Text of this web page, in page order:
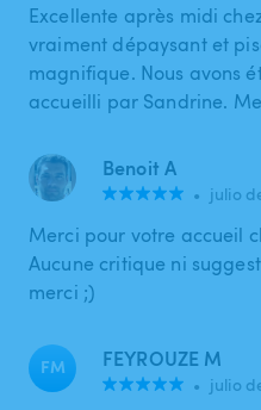
Excellente après midi
vraiment dépaysant et
magnifique. Nous avons
accueilli par Sandrine.
Benoit A
• julio
Merci pour votre accueil
Aucune critique ni
merci ;)
FM FEYROUZE M
• julio